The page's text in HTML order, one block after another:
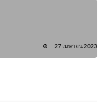
27 เมษายน 2023